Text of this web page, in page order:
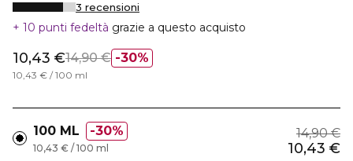
3 recensioni
10 punti fedeltà grazie a questo acquisto
30%
10,43 €14,90 €
10,43 € / 100 ml
100 ML 30% 14,90 €
10,43 €
10,43 € / 100 ml